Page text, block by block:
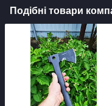
Подібні товари